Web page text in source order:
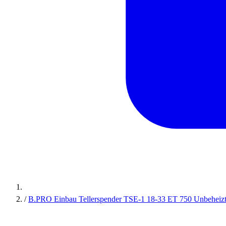
/ B.PRO Einbau Tellerspender TSE-1 18-33 ET 750 Unbeheizt